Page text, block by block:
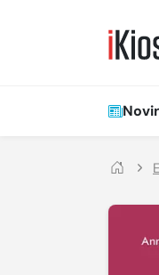
Hlavní